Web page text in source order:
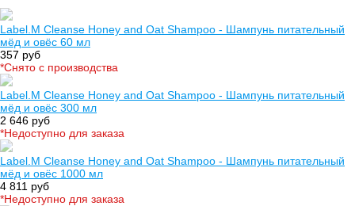
Label.M Cleanse Honey and Oat Shampoo - Шампунь питательный
мёд и овёс 60 мл
357 руб
*Cнято с производства
Label.M Cleanse Honey and Oat Shampoo - Шампунь питательный
мёд и овёс 300 мл
2 646 руб
*Недоступно для заказа
Label.M Cleanse Honey and Oat Shampoo - Шампунь питательный
мёд и овёс 1000 мл
4 811 руб
*Недоступно для заказа